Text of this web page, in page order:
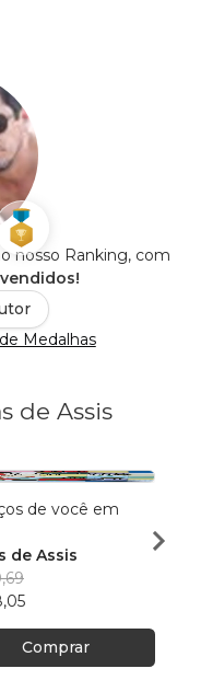
nosso Ranking, com
Medalhas
de Assis
de você em
de Assis
Comprar
R$